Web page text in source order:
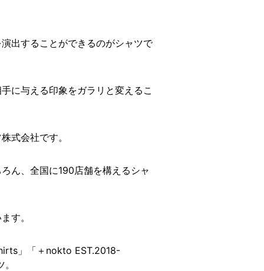
出することができるのがシャツで
に与える印象をガラリと変えるこ
式会社です。
ん、全国に190店舗を構えるシャ
す。
」「＋nokto EST.2018-